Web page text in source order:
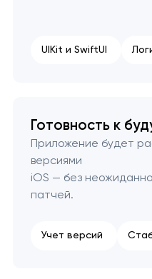
UIKit и SwiftUI
Готовность к
Приложение будет
версиями
iOS — без
патчей.
Учет версий